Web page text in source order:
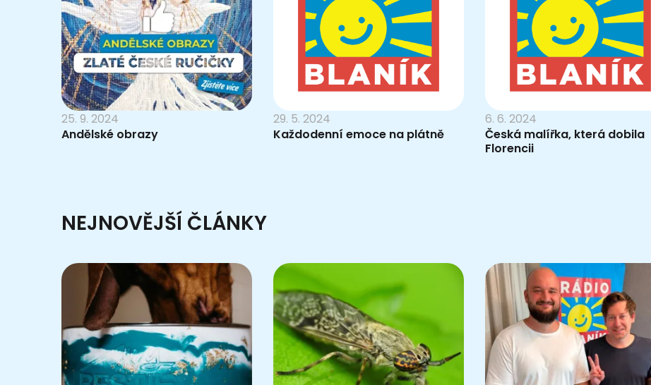
25. 9. 2024
Andělské obrazy
29. 5. 2024
Každodenní emoce na plátně
6. 6. 2024
Česká malířka, která dobila
Florencii
NEJNOVĚJŠÍ ČLÁNKY